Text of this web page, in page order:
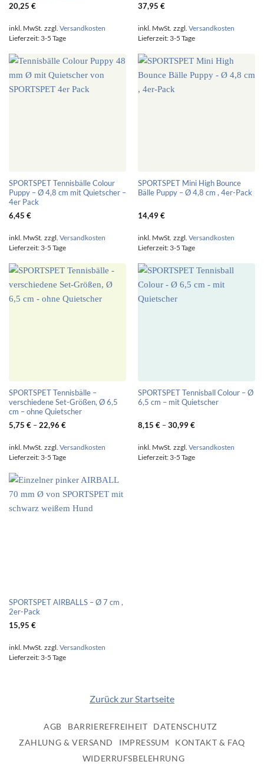
20,25 €
inkl. MwSt. zzgl. Versandkosten
Lieferzeit: 3-5 Tage
37,95 €
inkl. MwSt. zzgl. Versandkosten
Lieferzeit: 3-5 Tage
SPORTSPET Tennisbälle Colour
Puppy – Ø 4,8 cm mit Quietscher –
4er Pack
6,45 €
inkl. MwSt. zzgl. Versandkosten
Lieferzeit: 3-5 Tage
SPORTSPET Mini High Bounce
Bälle Puppy – Ø 4,8 cm , 4er-Pack
14,49€
inkl. MwSt. zzgl. Versandkosten
Lieferzeit: 3-5 Tage
SPORTSPET Tennisbälle –
verschiedene Set-Größen, Ø 6,5
cm – ohne Quietscher
5,75 €–22,96 €
inkl. MwSt. zzgl. Versandkosten
Lieferzeit: 3-5 Tage
SPORTSPET Tennisball Colour – Ø
6,5 cm – mit Quietscher
8,15 €–30,99€
inkl. MwSt. zzgl. Versandkosten
Lieferzeit: 3-5 Tage
SPORTSPET AIRBALLS – Ø 7 cm ,
2er-Pack
15,95 €
inkl. MwSt. zzgl. Versandkosten
Lieferzeit: 3-5 Tage
Zurück zur Startseite
AGB BARRIEREFREIHEIT
DATENSCHUTZ
ZAHLUNG & VERSAND
IMPRESSUM
KONTAKT & FAQ
WIDERRUFSBELEHRUNG